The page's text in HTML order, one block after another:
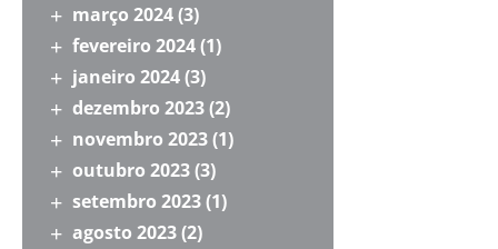
março 2024(3)
fevereiro 2024(1)
janeiro 2024(3)
dezembro 2023(2)
novembro 2023(1)
outubro 2023(3)
setembro 2023(1)
agosto 2023(2)